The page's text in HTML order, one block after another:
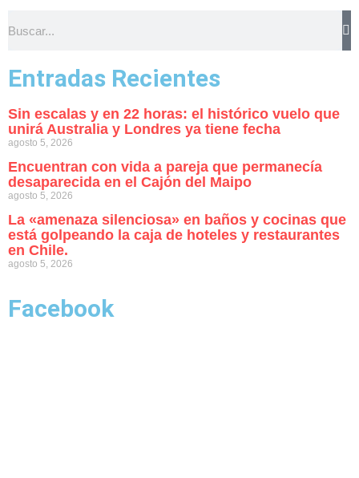
Entradas Recientes
Sin escalas y en 22 horas: el histórico vuelo que
unirá Australia y Londres ya tiene fecha
agosto 5, 2026
Encuentran con vida a pareja que permanecía
desaparecida en el Cajón del Maipo
agosto 5, 2026
La «amenaza silenciosa» en baños y cocinas que
está golpeando la caja de hoteles y restaurantes
en Chile.
agosto 5, 2026
Facebook